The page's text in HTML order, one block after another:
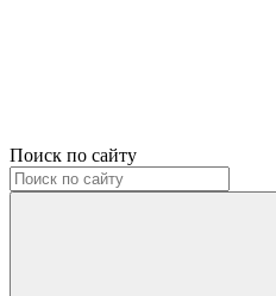
Поиск по сайту